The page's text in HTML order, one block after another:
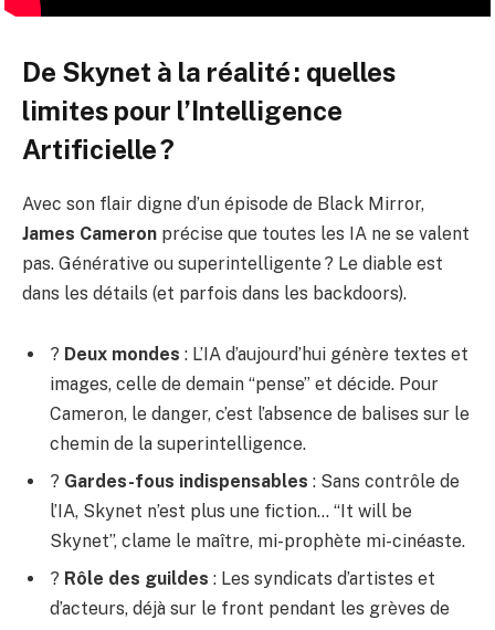
De Skynet à la réalité : quelles
limites pour l’Intelligence
Artificielle ?
Avec son flair digne d’un épisode de Black Mirror,
James Cameron précise que toutes les IA ne se valent
pas. Générative ou superintelligente ? Le diable est
dans les détails (et parfois dans les backdoors).
? Deux mondes : L’IA d’aujourd’hui génère textes et
images, celle de demain “pense” et décide. Pour
Cameron, le danger, c’est l’absence de balises sur le
chemin de la superintelligence.
? Gardes-fous indispensables : Sans contrôle de
l’IA, Skynet n’est plus une fiction… “It will be
Skynet”, clame le maître, mi-prophète mi-cinéaste.
? Rôle des guildes : Les syndicats d’artistes et
d’acteurs, déjà sur le front pendant les grèves de